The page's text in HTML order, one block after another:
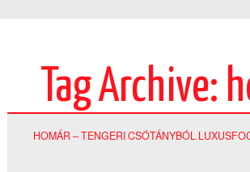
Tag Archive:
HOMÁR – TENGERI CSÓTÁNYBÓL